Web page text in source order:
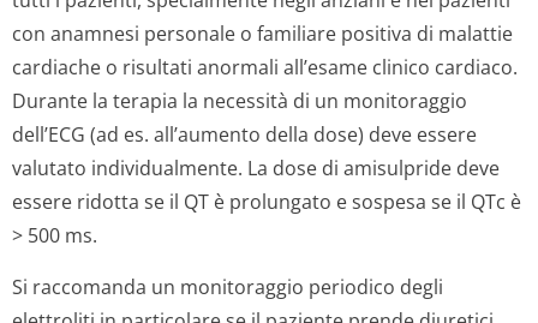
con anamnesi personale o familiare positiva di malattie
cardiache o risultati anormali all’esame clinico cardiaco.
Durante la terapia la necessità di un monitoraggio
dell’ECG (ad es. all’aumento della dose) deve essere
valutato individualmente. La dose di amisulpride deve
essere ridotta se il QT è prolungato e sospesa se il QTc è
> 500 ms.
Si raccomanda un monitoraggio periodico degli